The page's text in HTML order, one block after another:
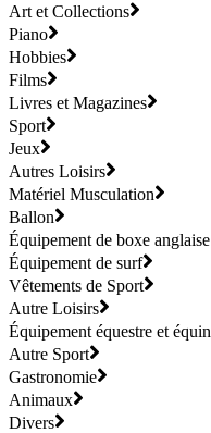
Art et Collections
Piano
Hobbies
Films
Livres et Magazines
Sport
Jeux
Autres Loisirs
Matériel Musculation
Ballon
Équipement de boxe anglaise
Équipement de surf
Vêtements de Sport
Autre Loisirs
Équipement équestre et équin
Autre Sport
Gastronomie
Animaux
Divers